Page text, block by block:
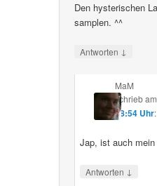
Den hysterischen
samplen. ^^
Antworten ↓
MaM
schriebam
18:54 Uhr:
Jap, ist auch
Antworten ↓